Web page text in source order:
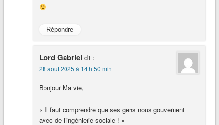
Répondre
Lord Gabriel dit :
28 août 2025 à 14 h 50 min
Bonjour Ma vie,
« Il faut comprendre que ses gens nous gouvernent
avec de l’ingénierie sociale ! »